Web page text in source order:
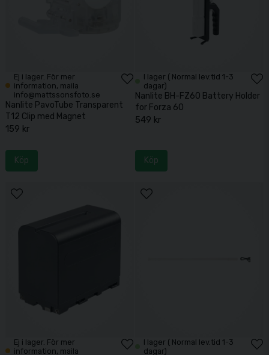
Ej i lager. För mer
information, maila
info@mattssonsfoto.se
Nanlite PavoTube Transparent
T12 Clip med Magnet
159 kr
Köp
I lager ( Normal lev.tid 1-3
dagar)
Nanlite BH-FZ60 Battery Holder
for Forza 60
549 kr
Köp
Ej i lager. För mer
information, maila
I lager ( Normal lev.tid 1-3
dagar)